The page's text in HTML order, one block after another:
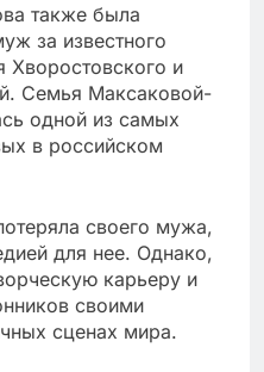
также была
за известного
Хворостовского и
Семья Максаковой-
одной из самых
в российском
своего мужа,
для нее. Однако,
карьеру и
своими
сценах мира.